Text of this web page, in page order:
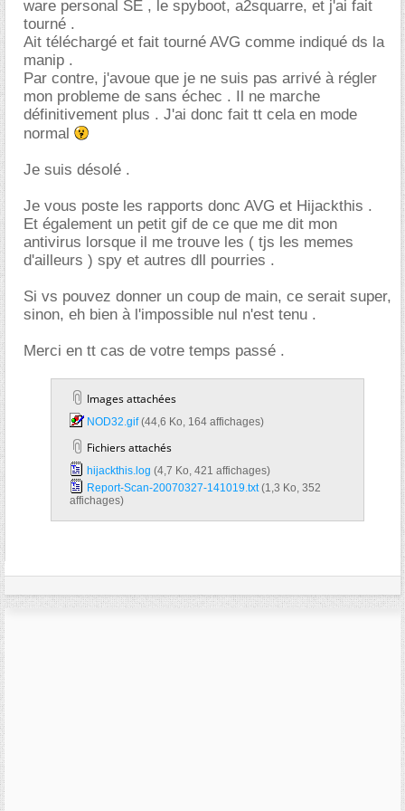
ware personal SE , le spyboot, a2squarre, et j'ai fait
tourné .
Ait téléchargé et fait tourné AVG comme indiqué ds la
manip .
Par contre, j'avoue que je ne suis pas arrivé à régler
mon probleme de sans échec . Il ne marche
définitivement plus . J'ai donc fait tt cela en mode
normal
Je suis désolé .
Je vous poste les rapports donc AVG et Hijackthis .
Et également un petit gif de ce que me dit mon
antivirus lorsque il me trouve les ( tjs les memes
d'ailleurs ) spy et autres dll pourries .
Si vs pouvez donner un coup de main, ce serait super,
sinon, eh bien à l'impossible nul n'est tenu .
Merci en tt cas de votre temps passé .
Images attachées
NOD32.gif‎ (44,6 Ko, 164 affichages)
Fichiers attachés
hijackthis.log‎ (4,7 Ko, 421 affichages)
Report-Scan-20070327-141019.txt‎(1,3 Ko, 352
affichages)